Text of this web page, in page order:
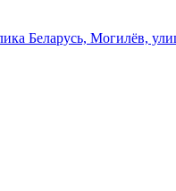
Беларусь, Могилёв,